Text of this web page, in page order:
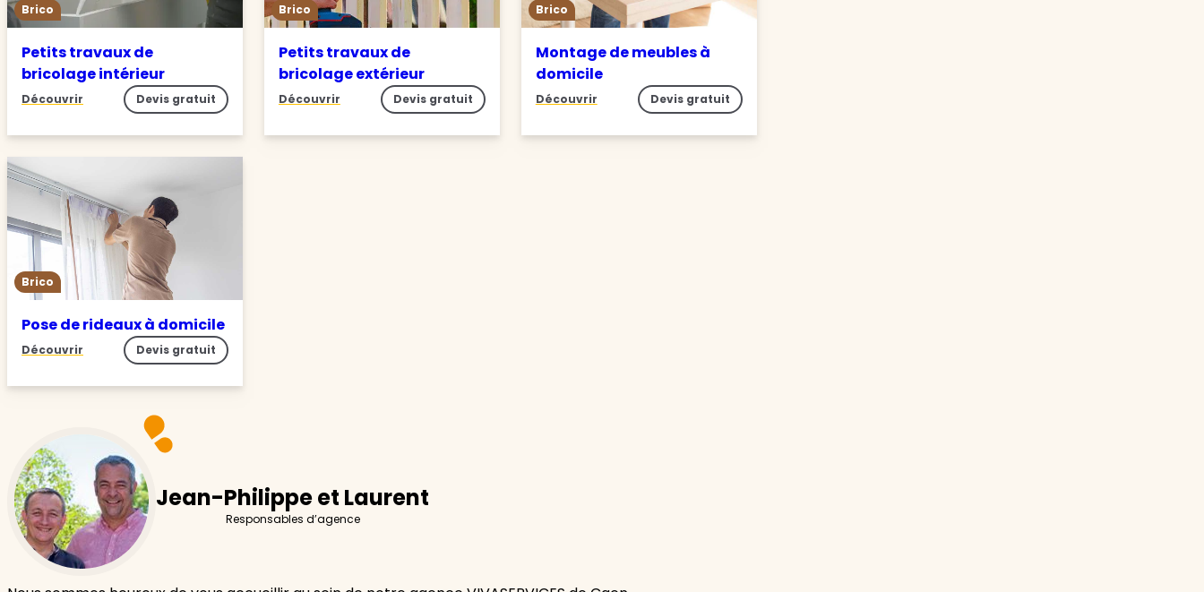
Brico
Petits travaux de
bricolage intérieur
Découvrir Devis gratuit
Brico
Petits travaux de
bricolage extérieur
Découvrir Devis gratuit
Brico
Montage de meubles à
domicile
Découvrir Devis gratuit
Brico
Pose de rideaux à domicile
Découvrir Devis gratuit
Jean-Philippe et Laurent
Responsables d’agence